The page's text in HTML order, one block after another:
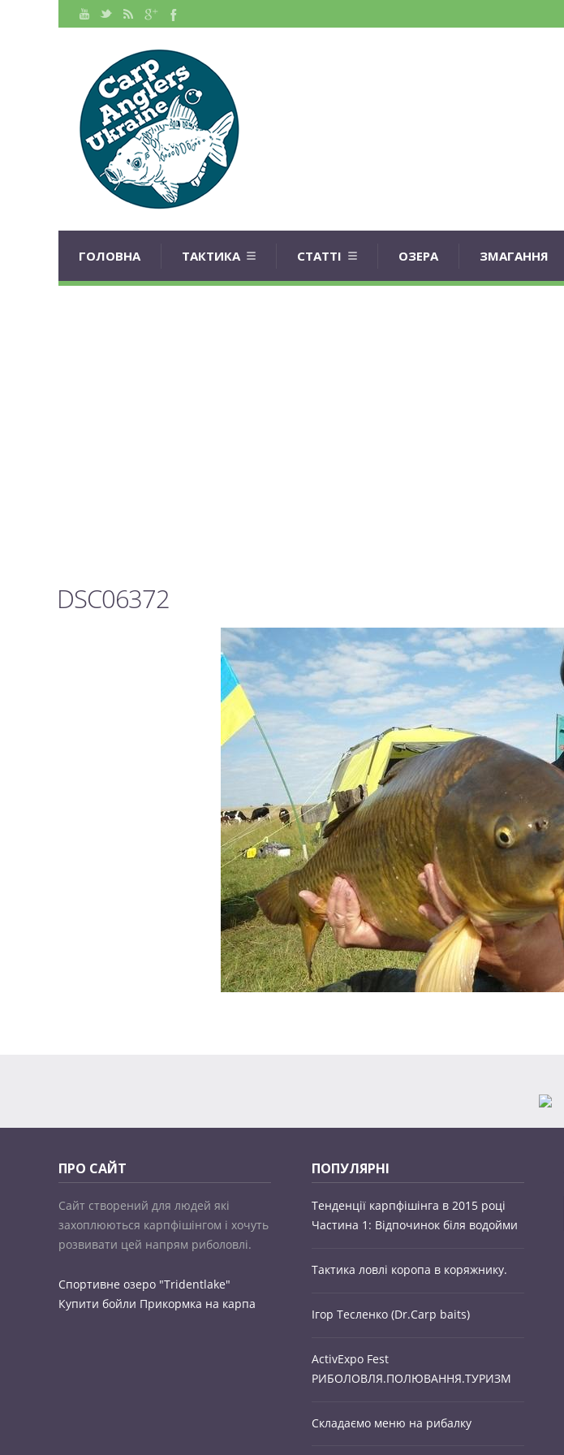
ГОЛОВНА ТАКТИКА СТАТТІ ОЗЕРА ЗМАГАННЯ
DSC06372
ПРО САЙТ
Сайт створений для людей які
захоплюються карпфішінгом і хочуть
розвивати цей напрям риболовлі.
Спортивне озеро "Tridentlake"
Купити бойли Прикормка на карпа
ПОПУЛЯРНІ
Тенденції карпфішінга в 2015 році
Частина 1: Відпочинок біля водойми
Тактика ловлі коропа в коряжнику.
Ігор Тесленко (Dr.Carp baits)
ActivExpo Fest
РИБОЛОВЛЯ.ПОЛЮВАННЯ.ТУРИЗМ
Складаємо меню на рибалку